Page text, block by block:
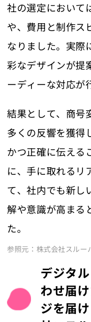
社の選定において
や、費用と制作ス
なりました。実際
彩なデザインが提
ーディーな対応が
結果として、商号
多くの反響を獲得
かつ正確に伝える
に、手に取れるリ
て、社内でも新し
解や意識が高まる
た。
参照元：株式会社スル
デジタ
わせ届
ジを届